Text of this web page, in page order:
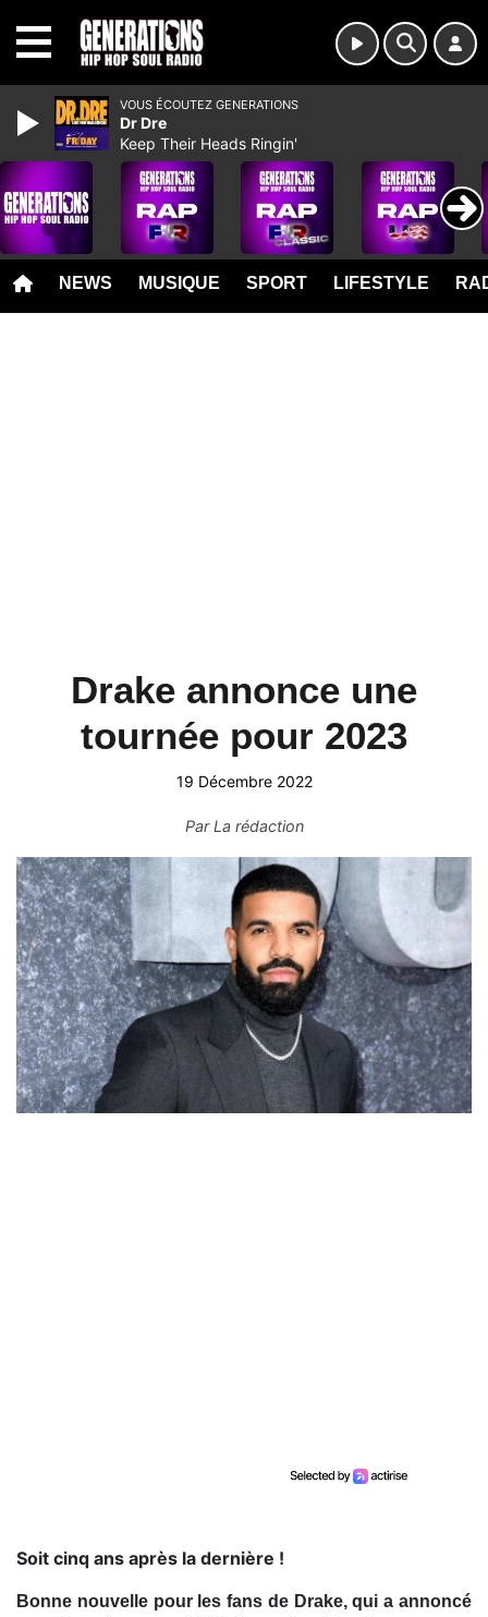
NEWS MUSIQUE SPORT LIFESTYLE
Drake annonce une
tournée pour 2023
19 Décembre 2022
ParLa rédaction
Soit cinq ans après la dernière !
Bonne nouvelle pour les fans de Drake, qui a annoncé
VOUS ÉCOUTEZ GENERATIONS
Dr Dre
Keep Their Heads Ringin'